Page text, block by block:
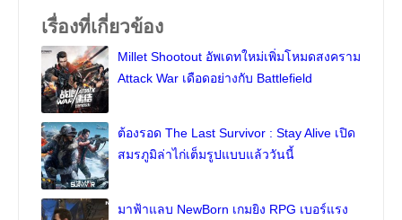
เรื่องที่เกี่ยวข้อง
Millet Shootout อัพเดทใหม่เพิ่มโหมดสงคราม
Attack War เดือดอย่างกับ Battlefield
ต้องรอด The Last Survivor : Stay Alive เปิด
สมรภูมิล่าไก่เต็มรูปแบบแล้ววันนี้
มาฟ้าแลบ NewBorn เกมยิง RPG เบอร์แรง